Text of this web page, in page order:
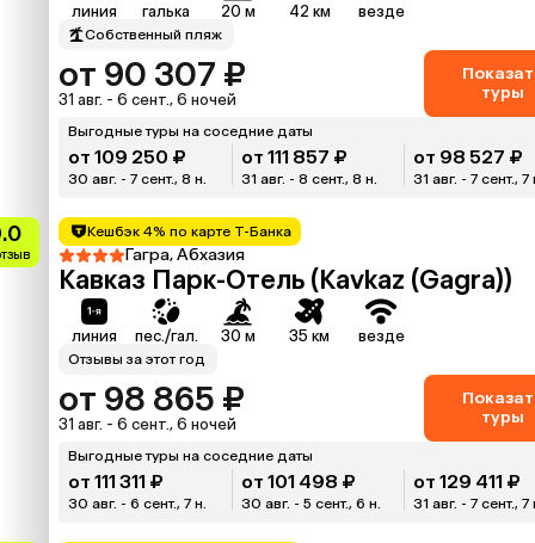
линия галька 20 м 42 км везде
Собственный пляж
от 90 307 ₽
31 авг. - 6 сент., 6 ночей
туры
Выгодные туры на соседние даты
от 109 250 ₽
30 авг. - 7 сент., 8 н.
от 111 857 ₽
31 авг. - 8 сент., 8 н.
от 98 527 ₽
31 авг. - 7 сент., 7
Кешбэк 4% по карте Т-Банка
Гагра, Абхазия
Кавказ Парк-Отель (Kavkaz (Gagra))
линия пес./гал. 30 м 35 км везде
Отзывы за этот год
от 98 865 ₽
31 авг. - 6 сент., 6 ночей
туры
Выгодные туры на соседние даты
от 111 311 ₽
30 авг. - 6 сент., 7 н.
от 101 498 ₽
30 авг. - 5 сент., 6 н.
от 129 411 ₽
31 авг. - 7 сент., 7